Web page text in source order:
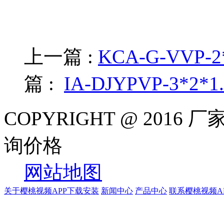
上一篇 : KCA-G-VVP-
篇 : IA-DJYPVP-
COPYRIGHT @ 2016 厂
询价格
网站地图
关于樱桃视频APP下载安装 新闻中心 产品中心 联系樱桃视频